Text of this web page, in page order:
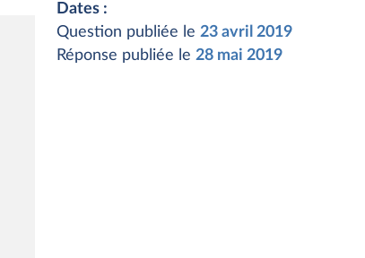
Dates :
Question publiée le 23 avril 2019
Réponse publiée le 28 mai 2019